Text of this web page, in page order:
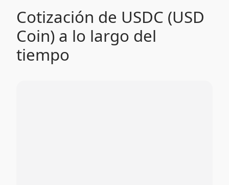
Cotización de USDC (USD
Coin) a lo largo del
tiempo